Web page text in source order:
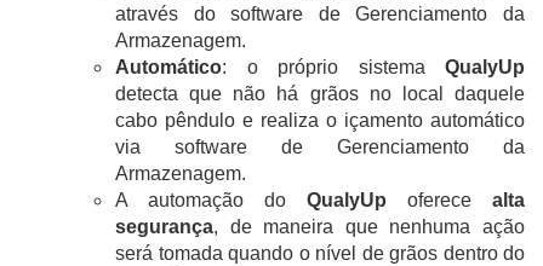
através do software de Gerenciamento da
Armazenagem.
Automático: o próprio sistema QualyUp
detecta que não há grãos no local daquele
cabo pêndulo e realiza o içamento automático
via software de Gerenciamento da
Armazenagem.
​​​​​​​A automação do QualyUp oferece alta
segurança, de maneira que nenhuma ação
será tomada quando o nível de grãos dentro do